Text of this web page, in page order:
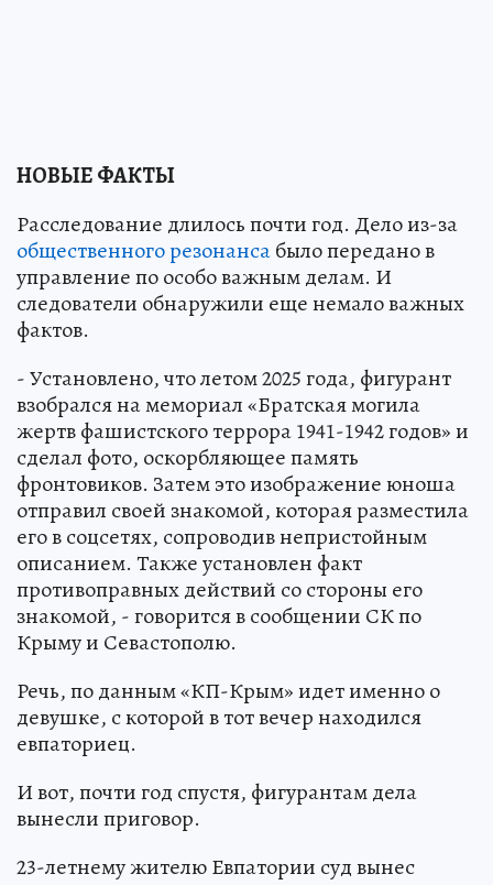
НОВЫЕ ФАКТЫ
Расследование длилось почти год. Дело из-за
общественного резонансабыло передано в
управление по особо важным делам. И
следователи обнаружили еще немало важных
фактов.
- Установлено, что летом 2025 года, фигурант
взобрался на мемориал «Братская могила
жертв фашистского террора 1941-1942 годов» и
сделал фото, оскорбляющее память
фронтовиков. Затем это изображение юноша
отправил своей знакомой, которая разместила
его в соцсетях, сопроводив непристойным
описанием. Также установлен факт
противоправных действий со стороны его
знакомой, - говорится в сообщении СК по
Крыму и Севастополю.
Речь, по данным «КП-Крым» идет именно о
девушке, с которой в тот вечер находился
евпаториец.
И вот, почти год спустя, фигурантам дела
вынесли приговор.
23-летнему жителю Евпатории суд вынес